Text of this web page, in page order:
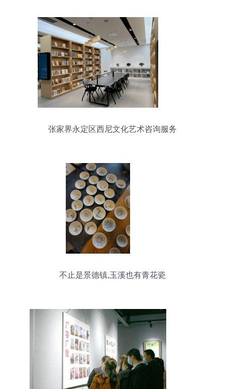
张家界永定区西尼文化艺术咨询服务
不止是景德镇,玉溪也有青花瓷